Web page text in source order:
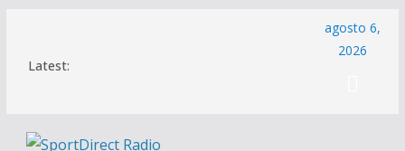
contenido
Latest:
agosto 6,
2026